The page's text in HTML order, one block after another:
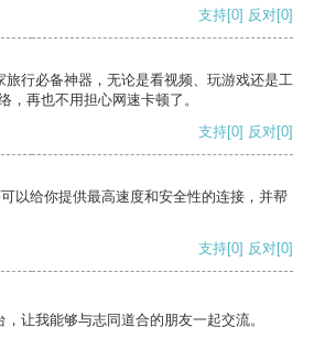
支持[0] 反对[0]
旅行必备神器，无论是看视频、玩游戏还是工
，再也不用担心网速卡顿了。
支持[0] 反对[0]
以给你提供最高速度和安全性的连接，并帮
支持[0] 反对[0]
让我能够与志同道合的朋友一起交流。